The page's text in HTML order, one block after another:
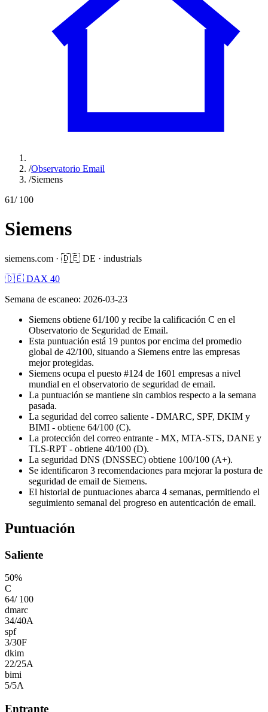
/Observatorio Email
/Siemens
61/ 100
Siemens
siemens.com · 🇩🇪 DE · industrials
🇩🇪 DAX 40
Semana de escaneo: 2026-03-23
Siemens obtiene 61/100 y recibe la calificación C en el
Observatorio de Seguridad de Email.
Esta puntuación está 19 puntos por encima del promedio
global de 42/100, situando a Siemens entre las empresas
mejor protegidas.
Siemens ocupa el puesto #124 de 1601 empresas a nivel
mundial en el observatorio de seguridad de email.
La puntuación se mantiene sin cambios respecto a la semana
pasada.
La seguridad del correo saliente - DMARC, SPF, DKIM y
BIMI - obtiene 64/100 (C).
La protección del correo entrante - MX, MTA-STS, DANE y
TLS-RPT - obtiene 40/100 (D).
La seguridad DNS (DNSSEC) obtiene 100/100 (A+).
Se identificaron 3 recomendaciones para mejorar la postura de
seguridad de email de Siemens.
El historial de puntuaciones abarca 4 semanas, permitiendo el
seguimiento semanal del progreso en autenticación de email.
Puntuación
Saliente
50%
C
64/ 100
dmarc
34/40A
spf
3/30F
dkim
22/25A
bimi
5/5A
Entrante